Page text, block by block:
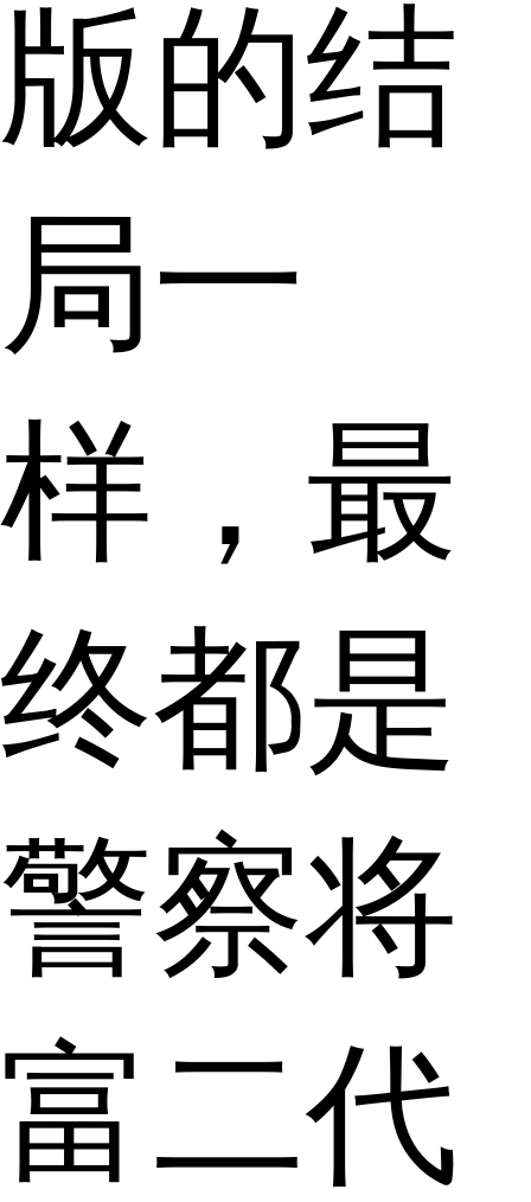
版的结
局一
样，最
终都是
警察将
富二代